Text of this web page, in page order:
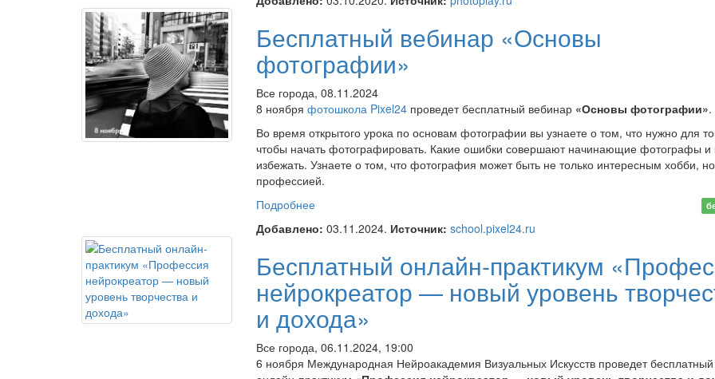
Бесплатный вебинар «Основы
фотографии»
Все города, 08.11.2024
8 ноябряфотошкола Pixel24 проведет бесплатный вебинар «Основы фотографии».
Во время открытого урока по основам фотографии вы узнаете о том, что нужно для
чтобы начать фотографировать. Какие ошибки совершают начинающие фотографы и
избежать. Узнаете о том, что фотография может быть не только интересным хобби,
профессией.
Подробнее
Добавлено:03.11.2024. Источник:school.pixel24.ru
Бесплатный онлайн-практикум
нейрокреатор — новый уровень
и дохода»
Все города, 06.11.2024, 19:00
6 ноября Международная Нейроакадемия Визуальных Искусств проведет бесплатный